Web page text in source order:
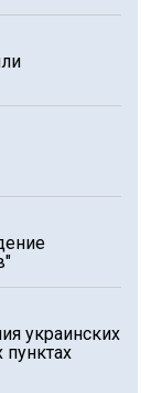
украинских